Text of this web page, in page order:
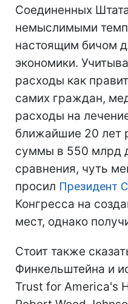
Соединенных
немыслимыми
настоящим бичом
экономики.
расходы как
самих граждан,
расходы на
ближайшие 20 лет
суммы в 550 млрд
сравнения, чуть
просил Президент
Конгресса на
мест, однако
Стоит также
Финкельштейна и
Trust for America's